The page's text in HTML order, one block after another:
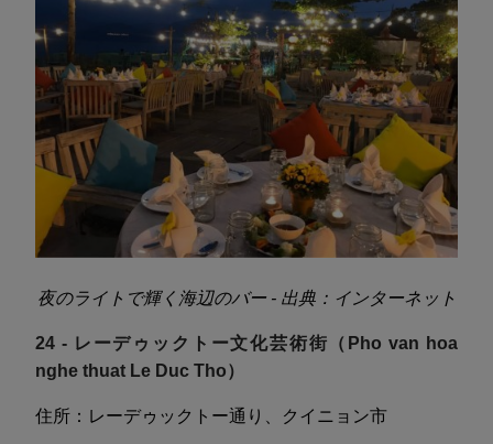
夜のライトで輝く海辺のバー - 出典：インターネット
24 - レーデゥックトー文化芸術街（Pho van hoa
nghe thuat Le Duc Tho）
住所：レーデゥックトー通り、クイニョン市